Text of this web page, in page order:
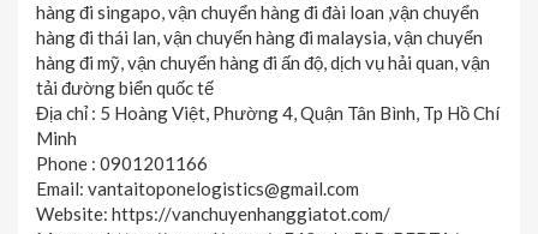
hàng đi singapo, vận chuyển hàng đi đài loan ,vận chuyển
hàng đi thái lan, vận chuyển hàng đi malaysia, vận chuyển
hàng đi mỹ, vận chuyển hàng đi ấn độ, dịch vụ hải quan, vận
tải đường biển quốc tế
Địa chỉ : 5 Hoàng Việt, Phường 4, Quận Tân Bình, Tp Hồ Chí
Minh
Phone : 0901201166
Email: vantaitoponelogistics@gmail.com
Website: https://vanchuyenhanggiatot.com/